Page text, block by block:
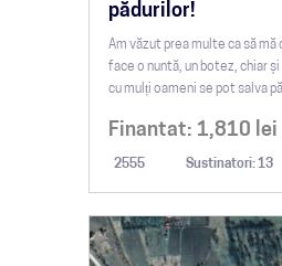
pădurilor!
Am văzut prea multe ca să mă
face o nuntă, un botez, chiar
cu mulți oameni se pot salva
Finantat: 1,810 lei
2555 Sustinatori: 13